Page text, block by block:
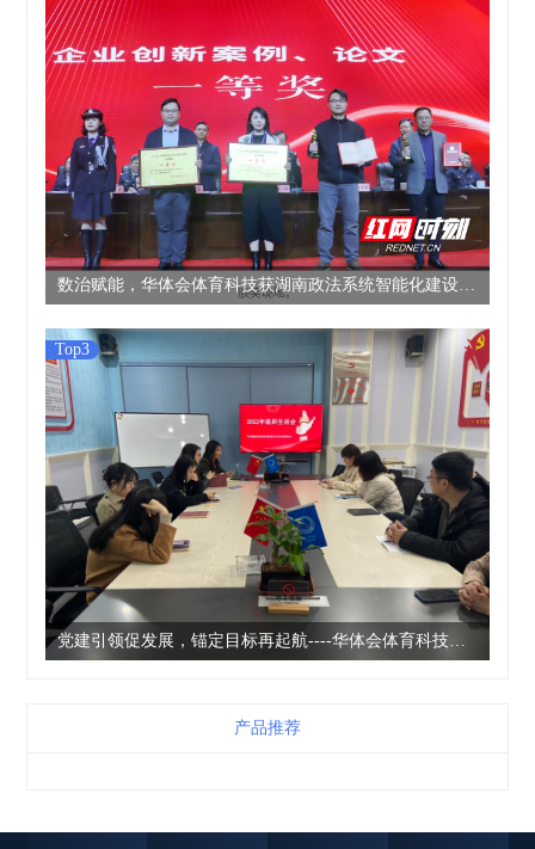
Top3
党建引领促发展，锚定目标再起航----华体会体育科技党支部开展2022年度组织生活会以及民主评议党员工作
产品推荐